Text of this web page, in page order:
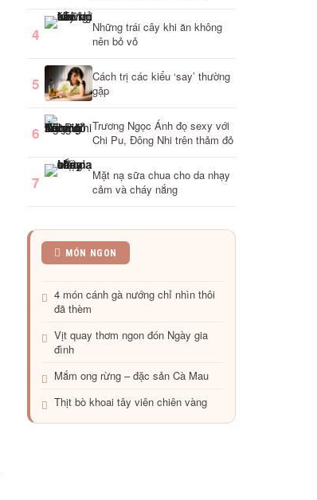
4
Những trái cây khi ăn không
nên bỏ vỏ
5
Cách trị các kiểu ‘say’ thường
gặp
6
Trương Ngọc Ánh đọ sexy với
Chi Pu, Đông Nhi trên thảm đỏ
7
Mặt nạ sữa chua cho da nhạy
cảm và cháy nắng
MÓN NGON
4 món cánh gà nướng chỉ nhìn thôi
đã thèm
Vịt quay thơm ngon đón Ngày gia
đình
Mắm ong rừng – đặc sản Cà Mau
Thịt bò khoai tây viên chiên vàng